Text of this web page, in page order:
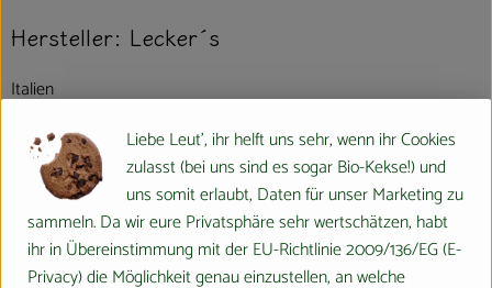
Hersteller: Lecker´s
Italien
LECKER'S Bio Manufaktur GmbH
D 55286 Wörrstadt
Bereits 1935 stellte die Familie Lecker im bayrischen Furth im Wald
Liebe Leut', ihr helft uns sehr, wenn ihr Cookies
zulasst (bei uns sind es sogar Bio-Kekse!) und
uns somit erlaubt, Daten für unser Marketing zu
sammeln. Da wir eure Privatsphäre sehr wertschätzen, habt
ihr in Übereinstimmung mit der EU-Richtlinie 2009/136/EG (E-
Privacy) die Möglichkeit genau einzustellen, an welche